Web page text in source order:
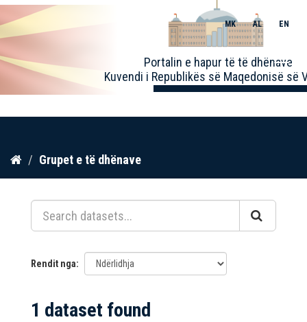
Kalo
përmbajtja
Portalin e hapur të të dhënave
Kuvendi i Republikës së Maqedonisë së
MK AL EN
Toggle
Grupet e të dhënave
Rendit nga
1 dataset found